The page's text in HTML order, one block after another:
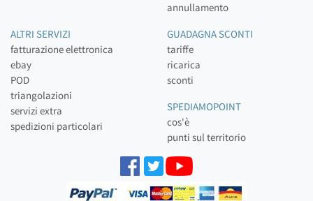
annullamento
ALTRI SERVIZI
fatturazione elettronica
ebay
POD
triangolazioni
servizi extra
spedizioni particolari
GUADAGNA SCONTI
tariffe
ricarica
sconti
SPEDIAMOPOINT
cos'è
punti sul territorio